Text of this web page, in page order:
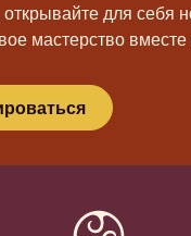
для себя
мастерство